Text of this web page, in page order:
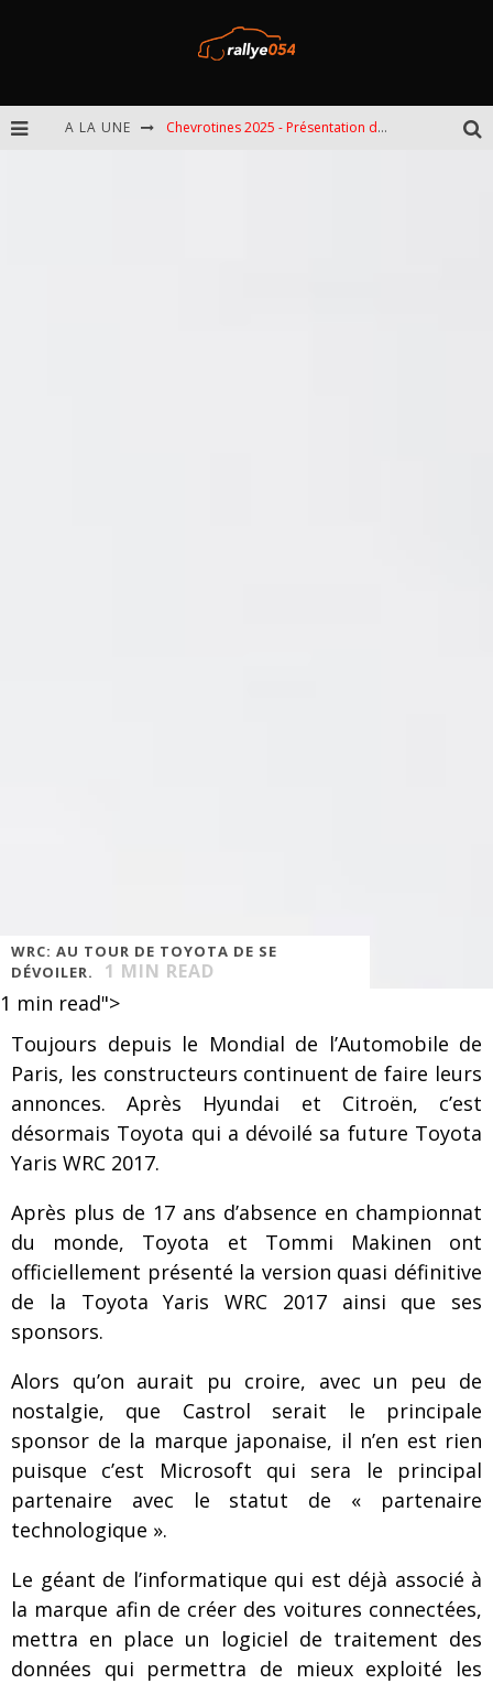
A LA UNE Chevrotines 2025 - Présentation de l'épreuve
WRC: AU TOUR DE TOYOTA DE SE
DÉVOILER.
1 MIN READ
1 min read">
Toujours depuis le Mondial de l’Automobile de
Paris, les constructeurs continuent de faire leurs
annonces. Après Hyundai et Citroën, c’est
désormais Toyota qui a dévoilé sa future Toyota
Yaris WRC 2017.
Après plus de 17 ans d’absence en championnat
du monde, Toyota et Tommi Makinen ont
officiellement présenté la version quasi définitive
de la Toyota Yaris WRC 2017 ainsi que ses
sponsors.
Alors qu’on aurait pu croire, avec un peu de
nostalgie, que Castrol serait le principale
sponsor de la marque japonaise, il n’en est rien
puisque c’est Microsoft qui sera le principal
partenaire avec le statut de « partenaire
technologique ».
Le géant de l’informatique qui est déjà associé à
la marque afin de créer des voitures connectées,
mettra en place un logiciel de traitement des
données qui permettra de mieux exploité les